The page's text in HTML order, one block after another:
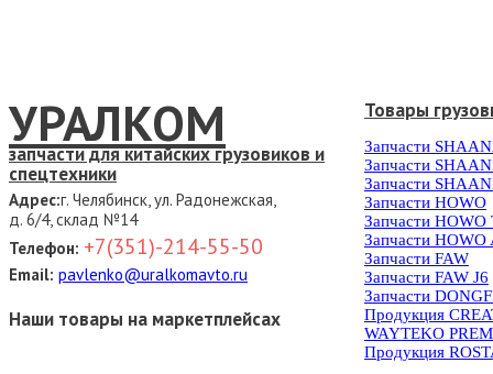
УРАЛКОМ
запчасти для китайских грузовиков и
спецтехники
Адрес:г. Челябинск, ул. Радонежская,
д. 6/4, склад №14
Телефон: +7(351)-214-55-50
Email: pavlenko@uralkomavto.ru
Наши товары на маркетплейсах
Товары
Запчасти
Запчасти
Запчасти
Запчасти HOWO
Запчасти HOWO
Запчасти HOWO
Запчасти FAW
Запчасти FAW J6
Запчасти
Продукция
WAYTEKO
Продукция